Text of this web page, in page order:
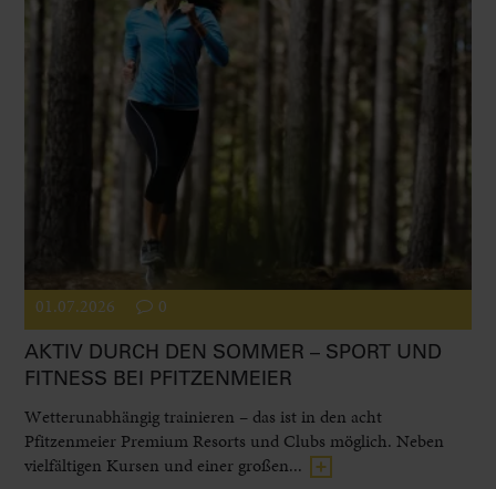
01.07.2026 0
AKTIV DURCH DEN SOMMER – SPORT UND
FITNESS BEI PFITZENMEIER
Wetterunabhängig trainieren – das ist in den acht
Pfitzenmeier Premium Resorts und Clubs möglich. Neben
vielfältigen Kursen und einer großen...